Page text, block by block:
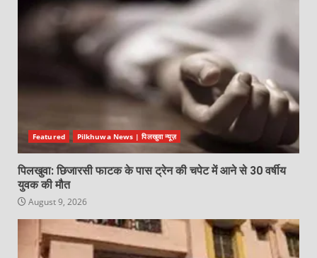
Featured Pilkhuwa News | पिलखुवा न्यूज़
पिलखुवा: छिजारसी फाटक के पास ट्रेन की चपेट में आने से 30 वर्षीय
युवक की मौत
August 9, 2026